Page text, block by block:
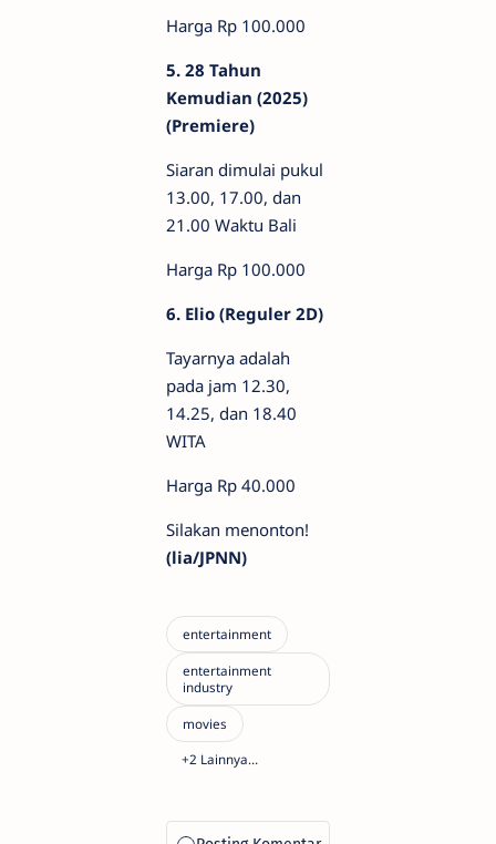
Harga Rp 100.000
5. 28 Tahun
Kemudian (2025)
(Premiere)
Siaran dimulai pukul
13.00, 17.00, dan
21.00 Waktu Bali
Harga Rp 100.000
6. Elio (Reguler 2D)
Tayarnya adalah
pada jam 12.30,
14.25, dan 18.40
WITA
Harga Rp 40.000
Silakan menonton!
(lia/JPNN)